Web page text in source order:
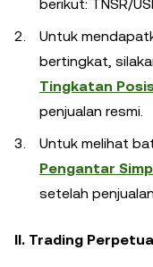
berikut: TNSR/
Untuk
bertingkat,
Tingkatan
penjualan resmi.
Untuk melihat
Pengantar
setelah
II. Trading